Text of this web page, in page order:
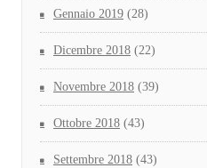
Gennaio 2019 (28)
Dicembre 2018 (22)
Novembre 2018 (39)
Ottobre 2018 (43)
Settembre 2018 (43)